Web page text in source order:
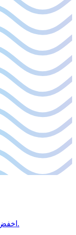
اخفض البار مع إبقاء الساقين شبه مستقيمة.